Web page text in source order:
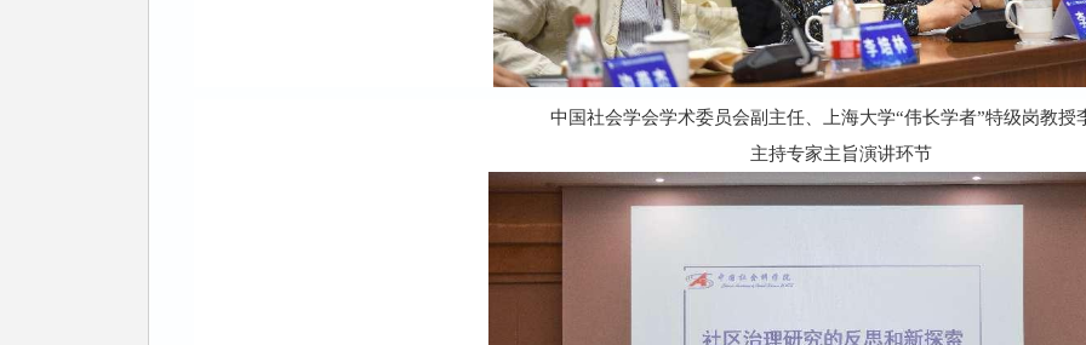
中国社会学会学术委员会副主任、上海大学“伟长学者”特级岗教授
主持专家主旨演讲环节